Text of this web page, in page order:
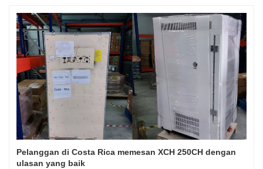
Pelanggan di Costa Rica memesan XCH 250CH dengan
ulasan yang baik